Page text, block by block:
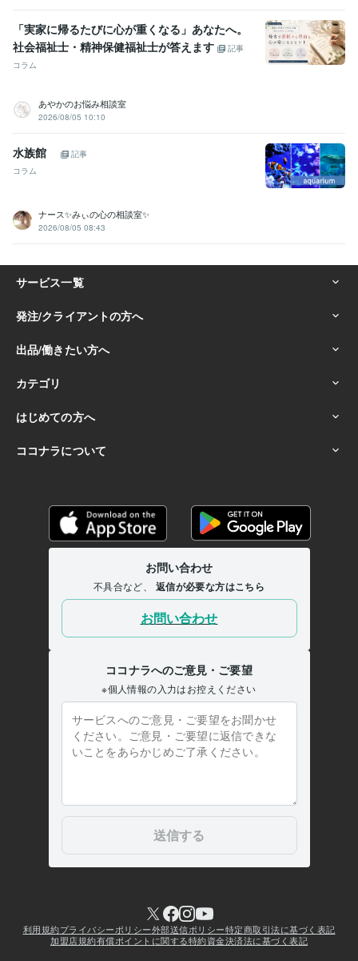
「実家に帰るたびに心が重くなる」あなたへ。
社会福祉士・精神保健福祉士が答えます
記事
コラム
あやかのお悩み相談室
2026/08/05 10:10
水族館
記事
コラム
ナース✨みぃの心の相談室✨
2026/08/05 08:43